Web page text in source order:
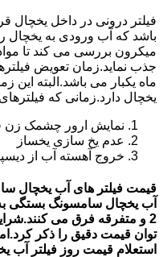
فیلتر درونی در داخل یخچال
باشد که آب ورودی به یخچال
میکرون بررسی می کند تا
ماه یکبار می باشد.البته این
یخچال دارد.زمانی که
نمایش ارور چشمک زن
عدم یخ سازی یخساز
خروج آهسته آب از
قیمت فیلتر های آب یخچال
آب یخچال سامسونگ
2 و متفرقه فرق می
توان قیمت دقیق را ذکر
استعلام قیمت روز فیلتر آب